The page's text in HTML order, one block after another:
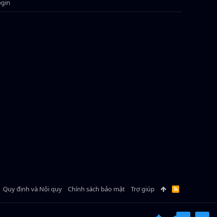
Quy định và Nội quy Chính sách bảo mật Trợ giúp
R
S